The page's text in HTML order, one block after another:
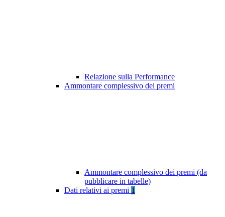
Relazione sulla Performance
Ammontare complessivo dei premi
Ammontare complessivo dei premi (da
pubblicare in tabelle)
Dati relativi ai premi 1